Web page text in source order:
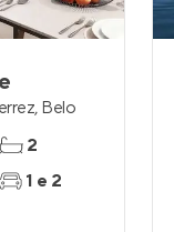
, Belo
2
1 e 2